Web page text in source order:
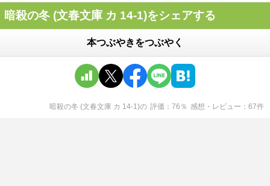
暗殺の冬 (文春文庫 カ 14-1)をシェアする
本つぶやきをつぶやく
暗殺の冬 (文春文庫 カ 14-1)の 評価 76 ％ 感想・レビュー 67件